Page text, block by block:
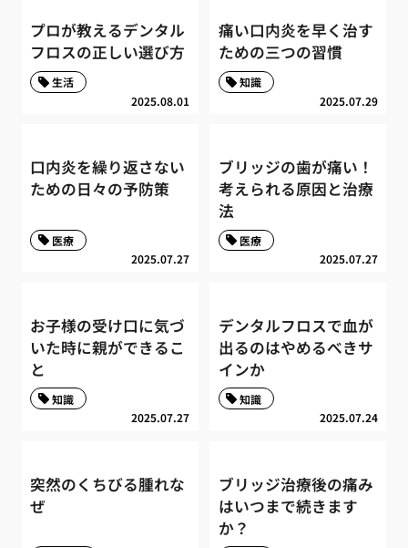
プロが教えるデンタル
フロスの正しい選び方
2025.08.01
生活
痛い口内炎を早く治す
ための三つの習慣
2025.07.29
知識
口内炎を繰り返さない
ための日々の予防策
2025.07.27
医療
ブリッジの歯が痛い！
考えられる原因と治療
法
2025.07.27
医療
お子様の受け口に気づ
いた時に親ができるこ
と
2025.07.27
知識
デンタルフロスで血が
出るのはやめるべきサ
インか
2025.07.24
知識
突然のくちびる腫れな
ぜ
ブリッジ治療後の痛み
はいつまで続きます
か？